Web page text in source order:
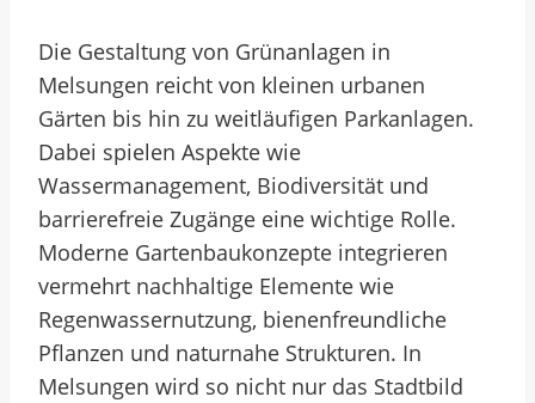
Die Gestaltung von Grünanlagen in
Melsungen reicht von kleinen urbanen
Gärten bis hin zu weitläufigen Parkanlagen.
Dabei spielen Aspekte wie
Wassermanagement, Biodiversität und
barrierefreie Zugänge eine wichtige Rolle.
Moderne Gartenbaukonzepte integrieren
vermehrt nachhaltige Elemente wie
Regenwassernutzung, bienenfreundliche
Pflanzen und naturnahe Strukturen. In
Melsungen wird so nicht nur das Stadtbild